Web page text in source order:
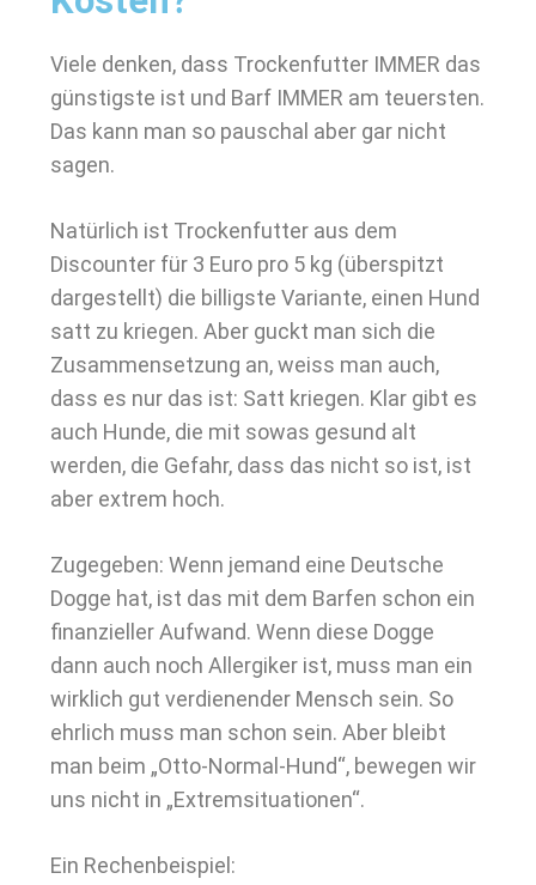
Viele denken, dass Trockenfutter IMMER das
günstigste ist und Barf IMMER am teuersten.
Das kann man so pauschal aber gar nicht
sagen.
Natürlich ist Trockenfutter aus dem
Discounter für 3 Euro pro 5 kg (überspitzt
dargestellt) die billigste Variante, einen Hund
satt zu kriegen. Aber guckt man sich die
Zusammensetzung an, weiss man auch,
dass es nur das ist: Satt kriegen. Klar gibt es
auch Hunde, die mit sowas gesund alt
werden, die Gefahr, dass das nicht so ist, ist
aber extrem hoch.
Zugegeben: Wenn jemand eine Deutsche
Dogge hat, ist das mit dem Barfen schon ein
finanzieller Aufwand. Wenn diese Dogge
dann auch noch Allergiker ist, muss man ein
wirklich gut verdienender Mensch sein. So
ehrlich muss man schon sein. Aber bleibt
man beim „Otto-Normal-Hund“, bewegen wir
uns nicht in „Extremsituationen“.
Ein Rechenbeispiel: